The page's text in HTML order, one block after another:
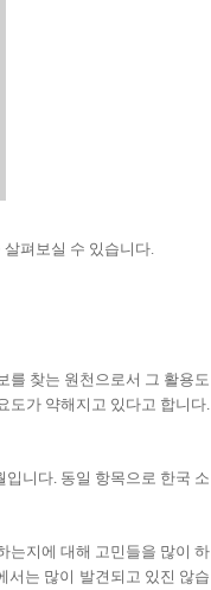
펴보실 수 있습니다.
를 찾는 원천으로서 그 활용도
도가 약해지고 있다고 합니다.
입니다. 동일 항목으로 한국 소
는지에 대해 고민들을 많이 하
서는 많이 발견되고 있진 않습